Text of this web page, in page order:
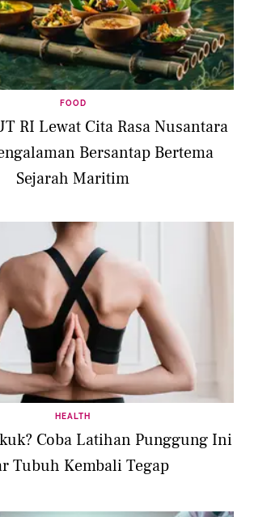
FOOD
RI Lewat Cita Rasa Nusantara
Bersantap Bertema
Sejarah Maritim
HEALTH
Coba Latihan Punggung Ini
Tubuh Kembali Tegap